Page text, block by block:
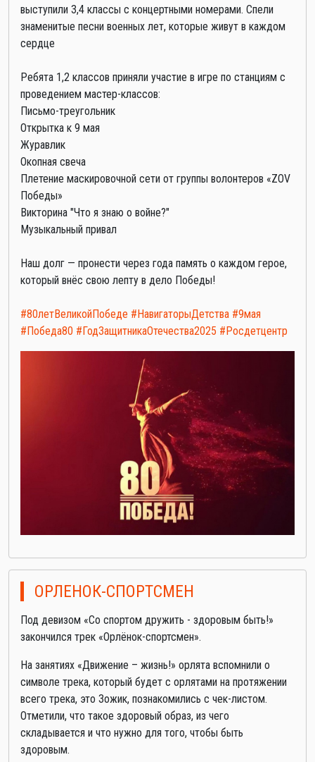
выступили 3,4 классы с концертными номерами. Спели
знаменитые песни военных лет, которые живут в каждом
сердце
Ребята 1,2 классов приняли участие в игре по станциям с
проведением мастер-классов:
Письмо-треугольник
Открытка к 9 мая
Журавлик
Окопная свеча
Плетение маскировочной сети от группы волонтеров «ZOV
Победы»
Викторина "Что я знаю о войне?"
Музыкальный привал
Наш долг — пронести через года память о каждом герое,
который внёс свою лепту в дело Победы!
#80летВеликойПобеде #НавигаторыДетства #9мая
#Победа80 #ГодЗащитникаОтечества2025 #Росдетцентр
ОРЛЕНОК-СПОРТСМЕН
Под девизом «Со спортом дружить - здоровым быть!»
закончился трек «Орлёнок-спортсмен».
На занятиях «Движение – жизнь!» орлята вспомнили о
символе трека, который будет с орлятами на протяжении
всего трека, это Зожик, познакомились с чек-листом.
Отметили, что такое здоровый образ, из чего
складывается и что нужно для того, чтобы быть
здоровым.